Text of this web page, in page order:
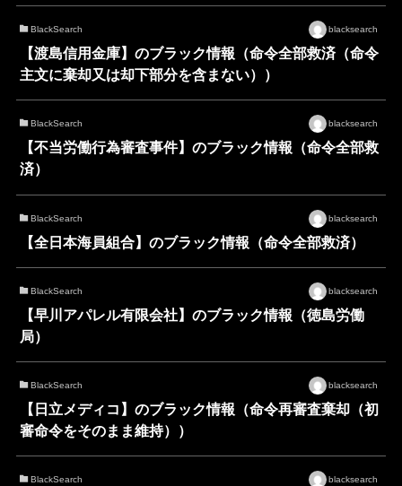
BlackSearch blacksearch
【渡島信用金庫】のブラック情報（命令全部救済（命令
主文に棄却又は却下部分を含まない））
BlackSearch blacksearch
【不当労働行為審査事件】のブラック情報（命令全部救
済）
BlackSearch blacksearch
【全日本海員組合】のブラック情報（命令全部救済）
BlackSearch blacksearch
【早川アパレル有限会社】のブラック情報（徳島労働
局）
BlackSearch blacksearch
【日立メディコ】のブラック情報（命令再審査棄却（初
審命令をそのまま維持））
BlackSearch blacksearch